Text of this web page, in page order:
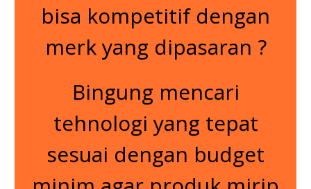
bisa kompetitif dengan
merk yang dipasaran ?
Bingung mencari
tehnologi yang tepat
sesuai dengan budget